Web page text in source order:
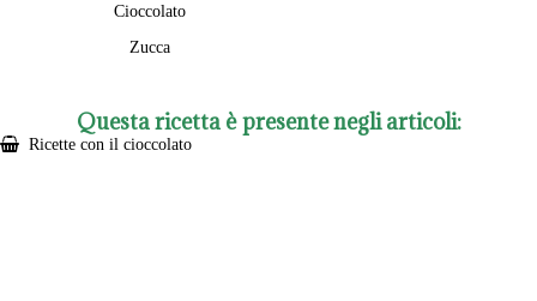
Cioccolato
Zucca
Questa ricetta è presente negli articoli:
Ricette con il cioccolato